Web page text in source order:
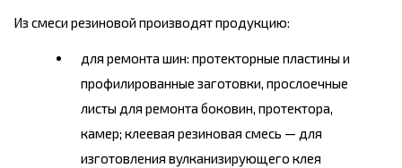
Из смеси резиновой производят продукцию:
для ремонта шин: протекторные пластины и
профилированные заготовки, прослоечные
листы для ремонта боковин, протектора,
камер; клеевая резиновая смесь — для
изготовления вулканизирующего клея